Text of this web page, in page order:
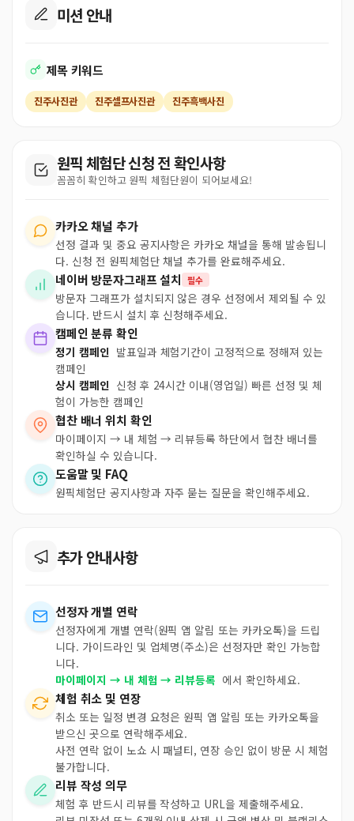
미션 안내
제목 키워드
진주사진관 진주셀프사진관 진주흑백사진
원픽 체험단 신청 전 확인사항
꼼꼼히 확인하고 원픽 체험단원이 되어보세요!
카카오 채널 추가
선정 결과 및 중요 공지사항은 카카오 채널을 통해 발송됩니
다. 신청 전 원픽체험단 채널 추가를 완료해주세요.
네이버 방문자그래프 설치 필수
방문자 그래프가 설치되지 않은 경우 선정에서 제외될 수 있
습니다. 반드시 설치 후 신청해주세요.
캠페인 분류 확인
정기 캠페인 발표일과 체험기간이 고정적으로 정해져 있는
캠페인
상시 캠페인 신청 후 24시간 이내(영업일) 빠른 선정 및 체
험이 가능한 캠페인
협찬 배너 위치 확인
마이페이지 → 내 체험 → 리뷰등록 하단에서 협찬 배너를
확인하실 수 있습니다.
도움말 및 FAQ
원픽체험단 공지사항과 자주 묻는 질문을 확인해주세요.
추가 안내사항
선정자 개별 연락
선정자에게 개별 연락(원픽 앱 알림 또는 카카오톡)을 드립
니다. 가이드라인 및 업체명(주소)은 선정자만 확인 가능합
니다.
마이페이지 → 내 체험 → 리뷰등록 에서 확인하세요.
체험 취소 및 연장
취소 또는 일정 변경 요청은 원픽 앱 알림 또는 카카오톡을
받으신 곳으로 연락해주세요.
사전 연락 없이 노쇼 시 패널티, 연장 승인 없이 방문 시 체험
불가합니다.
리뷰 작성 의무
체험 후 반드시 리뷰를 작성하고 URL을 제출해주세요.